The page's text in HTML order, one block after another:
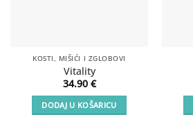
KOSTI, MIŠIĆI I ZGLOBOVI
Vitality
34.90 €
DODAJ U KOŠARICU